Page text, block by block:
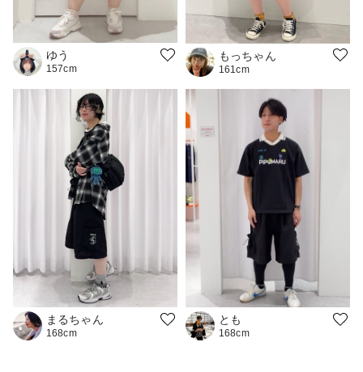
ゆう
157cm
もっちゃん
161cm
まるちゃん
168cm
とも
168cm